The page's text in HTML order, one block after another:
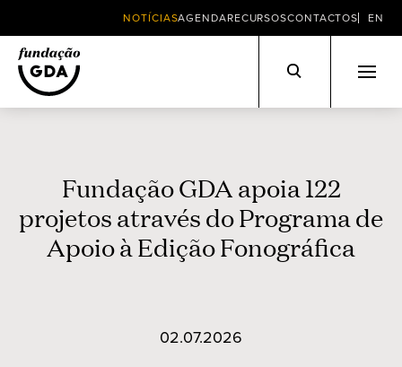
NOTÍCIASAGENDARECURSOSCONTACTOS EN
Fundação GDA apoia 122
projetos através do Programa de
Apoio à Edição Fonográfica
02.07.2026